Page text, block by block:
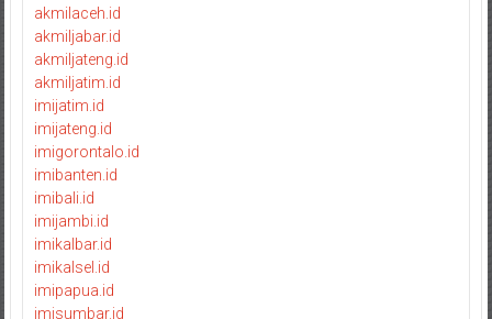
akmilaceh.id
akmiljabar.id
akmiljateng.id
akmiljatim.id
imijatim.id
imijateng.id
imigorontalo.id
imibanten.id
imibali.id
imijambi.id
imikalbar.id
imikalsel.id
imipapua.id
imisumbar.id